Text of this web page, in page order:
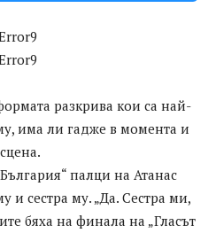
разкрива кои са най-
има ли гадже в момента и
палци на Атанас
и сестра му. „Да. Сестра ми,
бяха на финала на „Гласът